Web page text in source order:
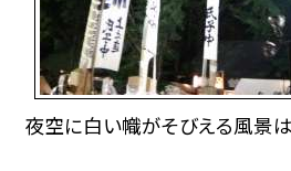
夜空に白い幟がそびえる風景